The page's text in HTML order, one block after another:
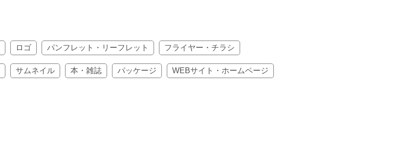
ロゴ パンフレット・リーフレット フライヤー・チラシ
サムネイル 本・雑誌 パッケージ WEBサイト・ホームページ